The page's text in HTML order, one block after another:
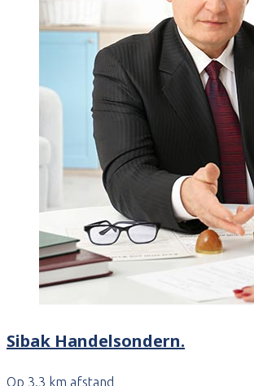
Sibak Handelsondern.
Op 3.3 km afstand